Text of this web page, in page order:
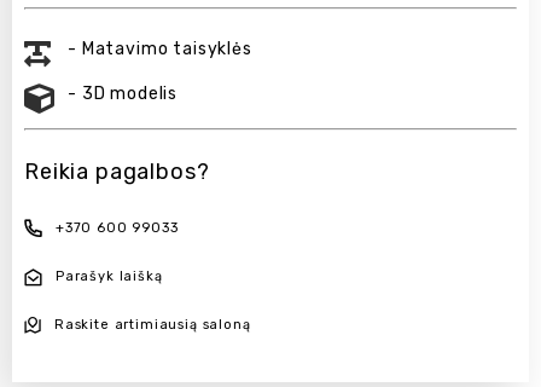
- Matavimo taisyklės
- 3D modelis
Reikia pagalbos?
+370 600 99033
Parašyk laišką
Raskite artimiausią saloną